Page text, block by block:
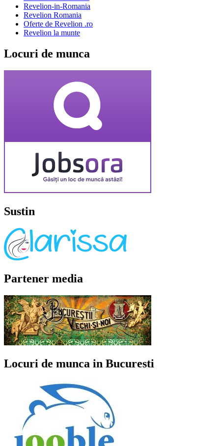
Revelion-in-Romania
Revelion Romania
Oferte de Revelion .ro
Revelion la munte
Locuri de munca
Sustin
Partener media
Locuri de munca in Bucuresti